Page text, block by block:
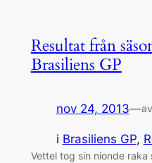
Resultat från
Brasiliens GP
nov 24, 2013—av
i Brasiliens GP,
Vettel tog sin nionde